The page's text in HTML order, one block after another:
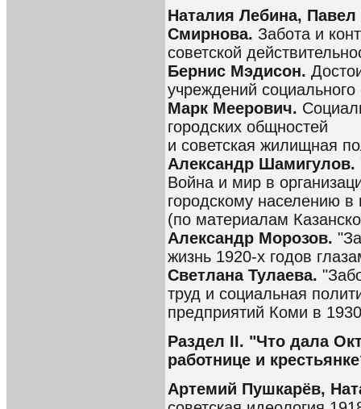
Наталия Лебина,
Смирнова. Забота и
советской
Бернис Мэдисон.
учреждений социального
Марк Меерович.
городских общностей
и советская жилищная
Александр Шамигулов.
Война и мир в
городскому населению в
(по материалам
Александр Морозов.
жизнь 1920-х годов
Светлана Тулаева.
труд и социальная
предприятий Коми в
Раздел II. "Что дала
работнице и
Артемий Пушкарёв,